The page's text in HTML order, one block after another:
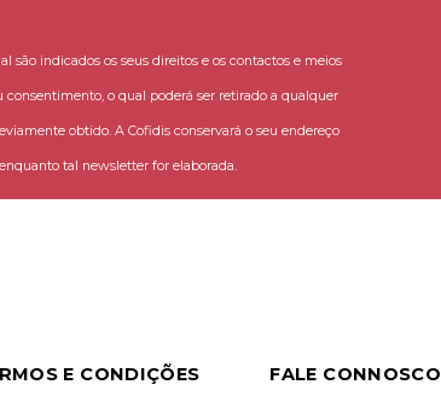
são indicados os seus direitos e os contactos e meios
o qual poderá ser retirado a qualquer
obtido. A Cofidis conservará o seu endereço
tal newsletter for elaborada.
E CONDIÇÕES FALE CONNOSCO